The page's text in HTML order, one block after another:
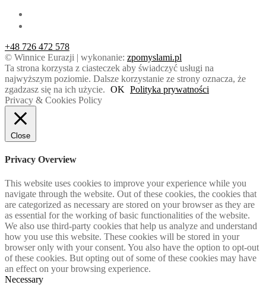
+48 726 472 578
© Winnice Eurazji | wykonanie: zpomyslami.pl
Ta strona korzysta z ciasteczek aby świadczyć usługi na
najwyższym poziomie. Dalsze korzystanie ze strony oznacza, że
zgadzasz się na ich użycie. OK Polityka prywatności
Privacy & Cookies Policy
Close
Privacy Overview
This website uses cookies to improve your experience while you
navigate through the website. Out of these cookies, the cookies that
are categorized as necessary are stored on your browser as they are
as essential for the working of basic functionalities of the website.
We also use third-party cookies that help us analyze and understand
how you use this website. These cookies will be stored in your
browser only with your consent. You also have the option to opt-out
of these cookies. But opting out of some of these cookies may have
an effect on your browsing experience.
Necessary